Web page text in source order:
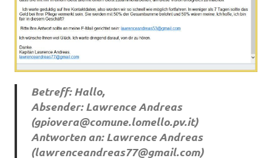
Betreff: Hallo,
Absender: Lawrence Andreas
(gpiovera@comune.lomello.pv.it)
Antworten an: Lawrence Andreas
(lawrenceandreas77@gmail.com)